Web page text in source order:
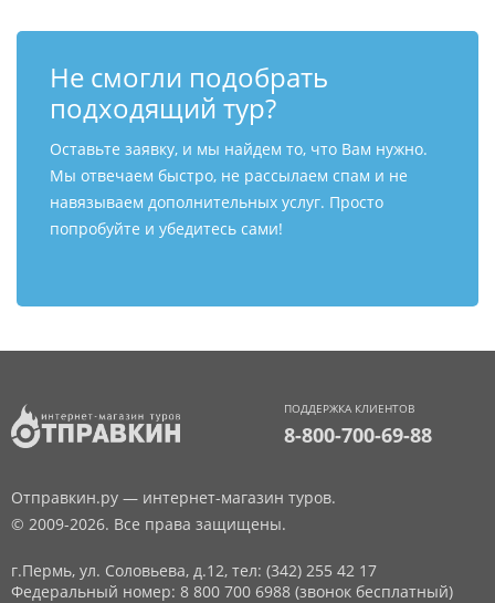
Не смогли подобрать
подходящий тур?
Оставьте заявку, и мы найдем то, что Вам нужно.
Мы отвечаем быстро, не рассылаем спам и не
навязываем дополнительных услуг. Просто
попробуйте и убедитесь сами!
ПОДДЕРЖКА КЛИЕНТОВ
8-800-700-69-88
Отправкин.ру — интернет-магазин туров.
© 2009-2026. Все права защищены.
г.Пермь, ул. Соловьева, д.12, тел: (342) 255 42 17
Федеральный номер: 8 800 700 6988 (звонок бесплатный)